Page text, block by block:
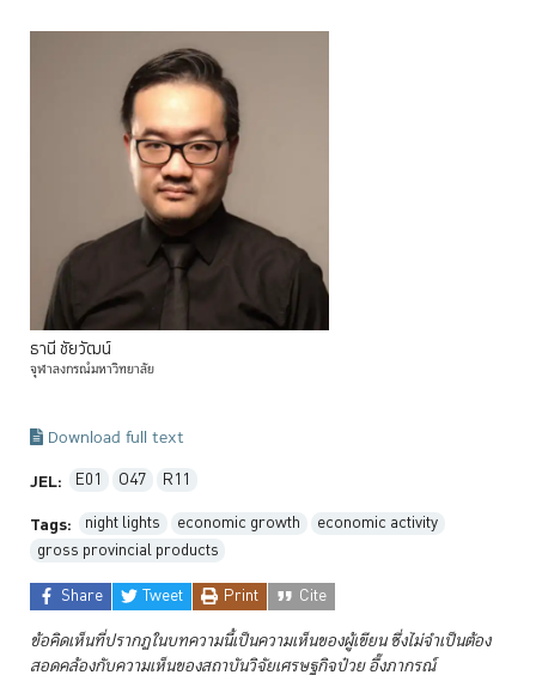
ธานี ชัยวัฒน์
จุฬาลงกรณ์มหาวิทยาลัย
Download full text
JEL: E01 O47 R11
Tags: night lights economic growth
economic activity
gross provincial products
Share
Tweet Print Cite
ข้อคิดเห็นที่ปรากฏในบทความนี้เป็นความเห็นของผู้เขียน ซึ่งไม่จำเป็นต้อง
สอดคล้องกับความเห็นของสถาบันวิจัยเศรษฐกิจป๋วยอึ๊งภากรณ์